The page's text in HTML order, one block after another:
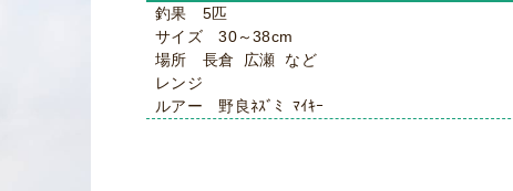
釣果 5匹
サイズ 30～38cm
場所 長倉 広瀬 など
レンジ
ルアー 野良ﾈｽﾞﾐ ﾏｲｷｰ